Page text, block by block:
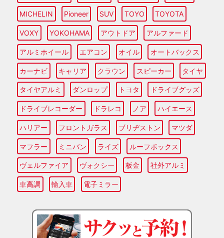
MICHELIN Pioneer SUV TOYO TOYOTA
VOXY YOKOHAMA アウトドア アルファード
アルミホイール エアコン オイル オートバックス
カーナビ キャリア クラウン スピーカー タイヤ
タイヤアルミ ダンロップ トヨタ ドライブグッズ
ドライブレコーダー ドラレコ ノア ハイエース
ハリアー フロントガラス ブリヂストン マツダ
マフラー ミニバン ライズ ルーフボックス
ヴェルファイア ヴォクシー 板金 社外アルミ
車高調 輸入車 電子ミラー